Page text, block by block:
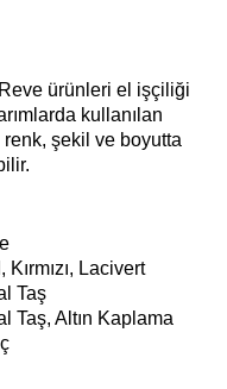
ürünleri el işçiliği
kullanılan
şekil ve boyutta
Kırmızı, Lacivert
Taş
Taş, Altın Kaplama